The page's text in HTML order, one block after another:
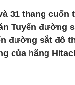
31 thang cuốn
Tuyến đường
đường sắt đô
của hãng